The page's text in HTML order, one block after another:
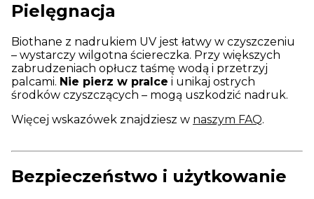
Pielęgnacja
Biothane z nadrukiem UV jest łatwy w czyszczeniu
– wystarczy wilgotna ściereczka. Przy większych
zabrudzeniach opłucz taśmę wodą i przetrzyj
palcami. Nie pierz w pralce i unikaj ostrych
środków czyszczących – mogą uszkodzić nadruk.
Więcej wskazówek znajdziesz w naszym FAQ.
Bezpieczeństwo i użytkowanie